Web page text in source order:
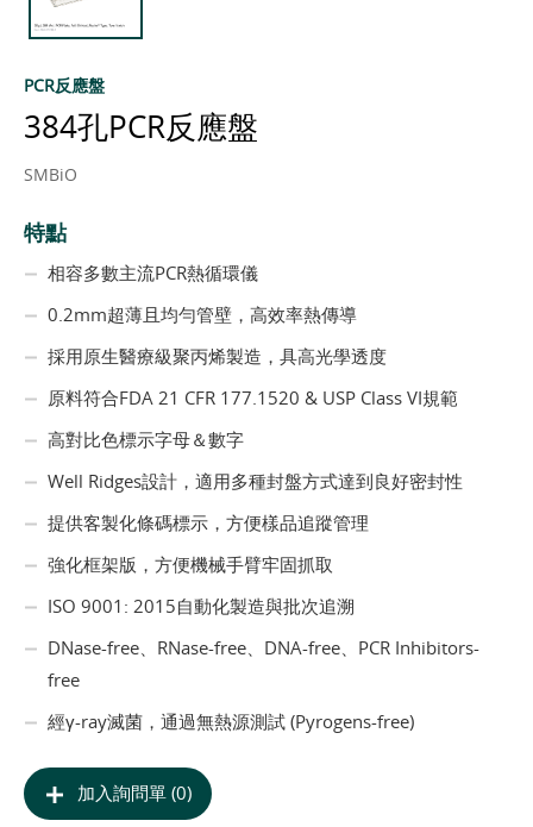
PCR反應盤
384孔PCR反應盤
SMBiO
特點
相容多數主流PCR熱循環儀
0.2mm超薄且均勻管壁，高效率熱傳導
採用原生醫療級聚丙烯製造，具高光學透度
原料符合FDA 21 CFR 177.1520 & USP Class VI規範
高對比色標示字母＆數字
Well Ridges設計，適用多種封盤方式達到良好密封性
提供客製化條碼標示，方便樣品追蹤管理
強化框架版，方便機械手臂牢固抓取
ISO 9001: 2015自動化製造與批次追溯
DNase-free、RNase-free、DNA-free、PCR Inhibitors-
free
經γ-ray滅菌，通過無熱源測試 (Pyrogens-free)
加入詢問單 (0)